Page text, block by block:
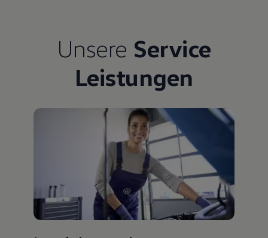
Unsere Service
Leistungen